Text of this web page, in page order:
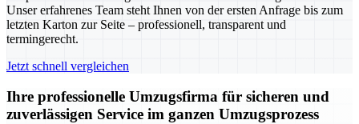
Unser erfahrenes Team steht Ihnen von der ersten Anfrage bis zum
letzten Karton zur Seite – professionell, transparent und
termingerecht.
Jetzt schnell vergleichen
Ihre professionelle Umzugsfirma für sicheren und
zuverlässigen Service im ganzen Umzugsprozess